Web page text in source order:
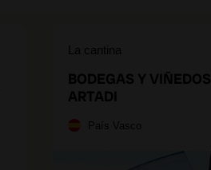
La cantina
BODEGAS Y VIÑEDOS
ARTADI
País Vasco